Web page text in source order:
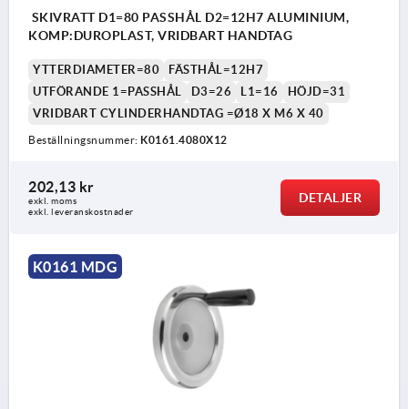
SKIVRATT D1=80 PASSHÅL D2=12H7 ALUMINIUM,
KOMP:DUROPLAST, VRIDBART HANDTAG
YTTERDIAMETER=80
FÄSTHÅL=12H7
UTFÖRANDE 1=PASSHÅL
D3=26 L1=16
HÖJD=31
VRIDBART CYLINDERHANDTAG =Ø18 X M6 X 40
Beställningsnummer: K0161.4080X12
202,13 kr
exkl. moms
exkl. leveranskostnader
DETALJER
K0161 MDG